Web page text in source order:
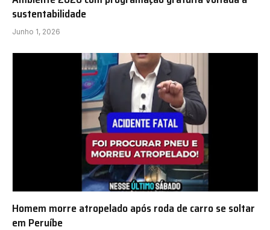
sustentabilidade
Junho 1, 2026
Homem morre atropelado após roda de carro se soltar
em Peruíbe